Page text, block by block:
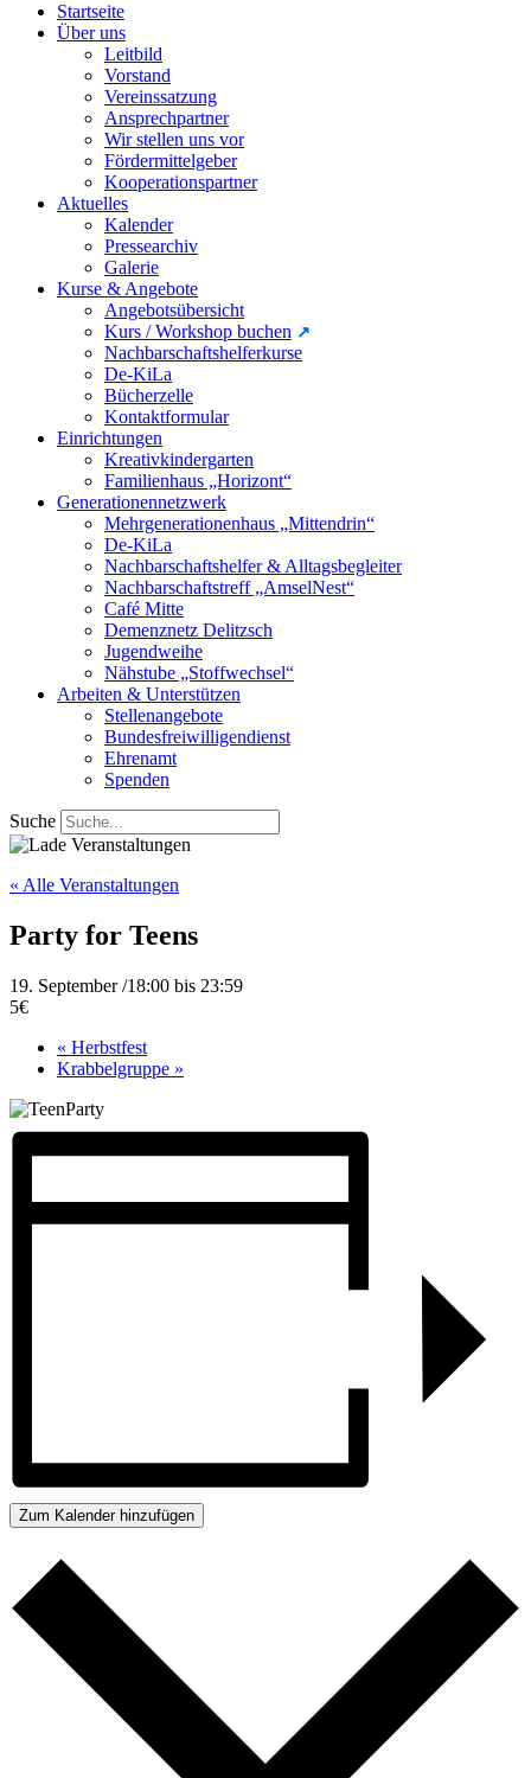
Startseite
Über uns
Leitbild
Vorstand
Vereinssatzung
Ansprechpartner
Wir stellen uns vor
Fördermittelgeber
Kooperationspartner
Aktuelles
Kalender
Pressearchiv
Galerie
Kurse & Angebote
Angebotsübersicht
Kurs / Workshop buchen
Nachbarschaftshelferkurse
De-KiLa
Bücherzelle
Kontaktformular
Einrichtungen
Kreativkindergarten
Familienhaus „Horizont“
Generationennetzwerk
Mehrgenerationenhaus „Mittendrin“
De-KiLa
Nachbarschaftshelfer & Alltagsbegleiter
Nachbarschaftstreff „AmselNest“
Café Mitte
Demenznetz Delitzsch
Jugendweihe
Nähstube „Stoffwechsel“
Arbeiten & Unterstützen
Stellenangebote
Bundesfreiwilligendienst
Ehrenamt
Spenden
Suche
« Alle Veranstaltungen
Party for Teens
19. September /18:00 bis 23:59
5€
« Herbstfest
Krabbelgruppe »
Zum Kalender hinzufügen